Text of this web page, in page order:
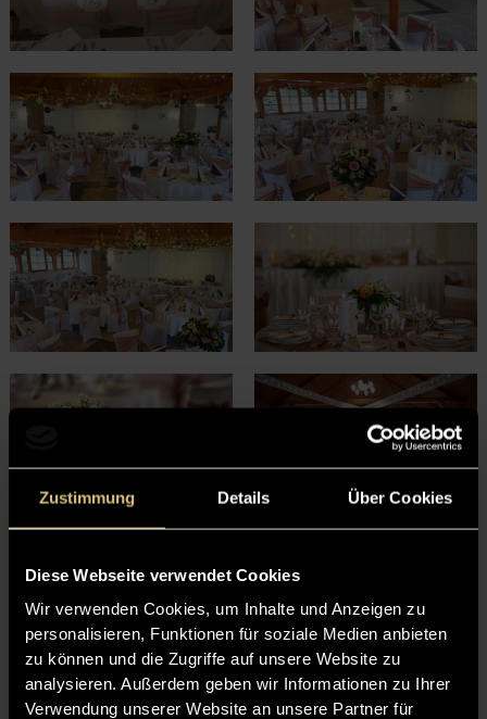
Zustimmung Details Über Cookies
Diese Webseite verwendet Cookies
Wir verwenden Cookies, um Inhalte und Anzeigen zu
personalisieren, Funktionen für soziale Medien anbieten
zu können und die Zugriffe auf unsere Website zu
analysieren. Außerdem geben wir Informationen zu Ihrer
Verwendung unserer Website an unsere Partner für